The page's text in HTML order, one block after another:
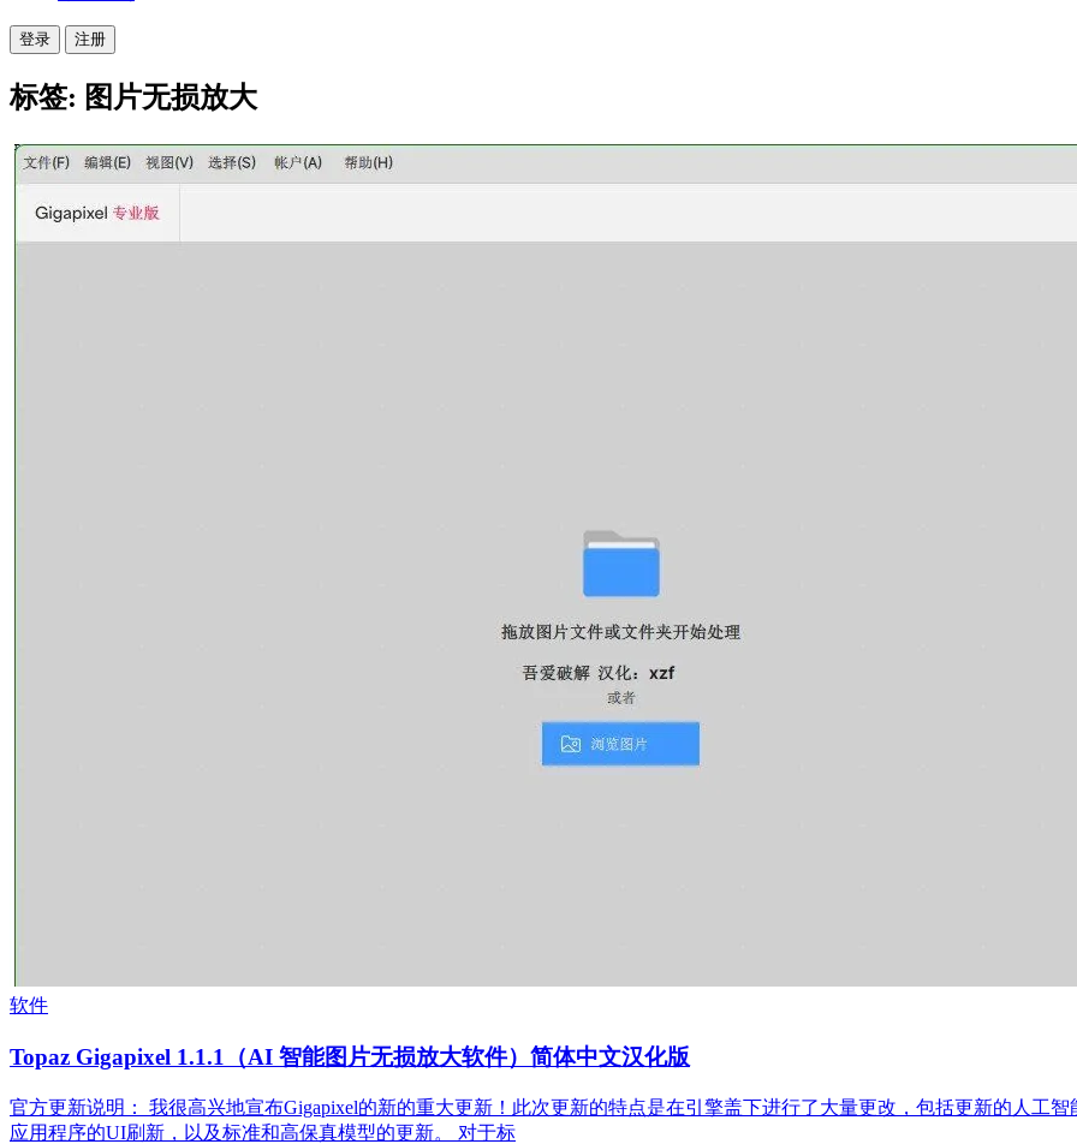
登录 注册
标签: 图片无损放大
软件
Topaz Gigapixel 1.1.1（AI 智能图片无损放大软件）简体中文汉化版
官方更新说明： 我很高兴地宣布Gigapixel的新的重大更新！此次更新的特点是在引擎盖下进行了大量更改，包括更新的人工
应用程序的UI刷新，以及标准和高保真模型的更新。 对于标